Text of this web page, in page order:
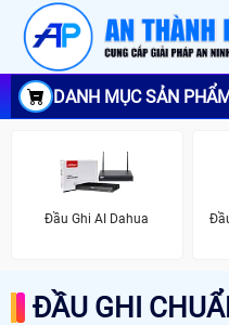
DANH MỤC SẢN
Đầu Ghi AI Dahua
ĐẦU GHI